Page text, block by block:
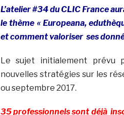
L’atelier #34 du CLIC France
le thème « Europeana,
et comment valoriser ses
Le sujet initialement prévu
nouvelles stratégies sur les
ou septembre 2017.
35 professionnels sont déjà